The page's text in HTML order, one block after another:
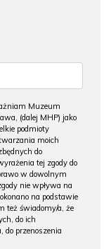
Muzeum
(dalej MHP) jako
podmioty
moich
do
tej zgody do
w dowolnym
nie wpływa na
na podstawie
też świadomy/a, że
do ich
do przenoszenia